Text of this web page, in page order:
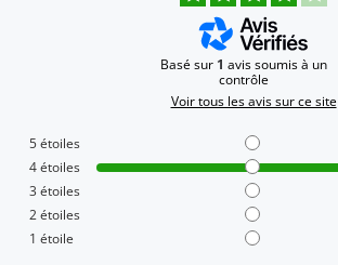
Basé sur 1 avis soumis à un
contrôle
Voir tous les avis sur ce site
5étoiles
4étoiles
3étoiles
2étoiles
1 étoile